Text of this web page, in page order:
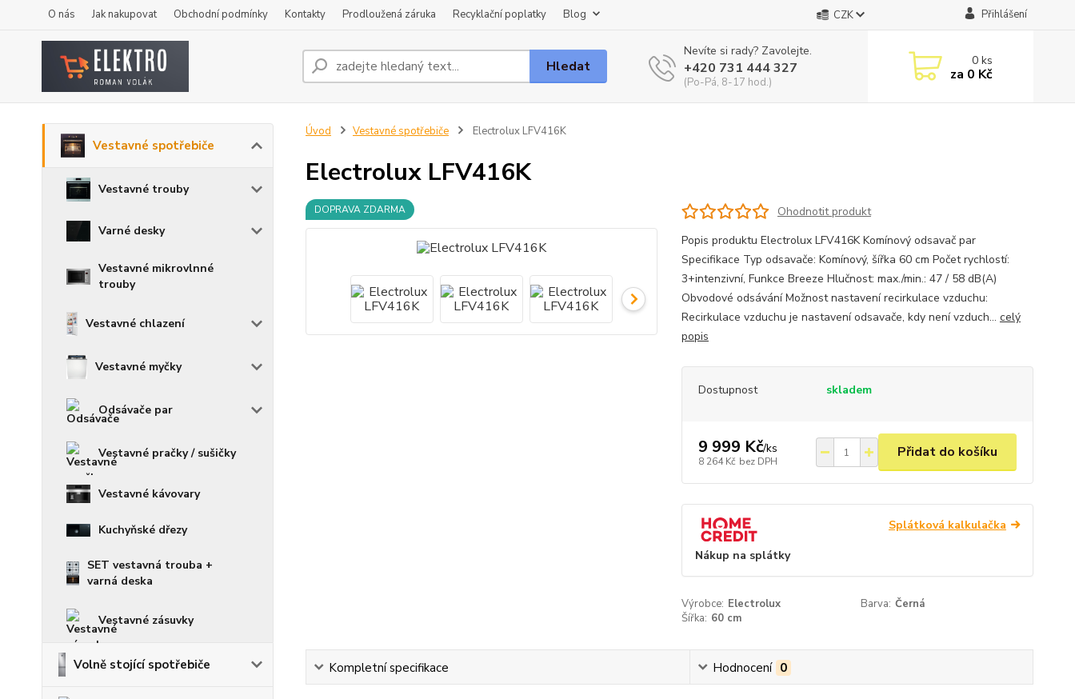
O nás Jak nakupovat Obchodní podmínky Kontakty Prodloužená záruka Recyklační poplatky Blog CZK Přihlášení
Hledat
Nevíte si rady? Zavolejte.
+420 731 444 327
(Po-Pá, 8-17 hod.)
0ks
za 0 Kč
Vestavné spotřebiče
Vestavné trouby
Varné desky
Vestavné mikrovlnné
trouby
Vestavné chlazení
Vestavné myčky
Odsávače par
Vestavné pračky / sušičky
Vestavné kávovary
Kuchyňské dřezy
SET vestavná trouba +
varná deska
Vestavné zásuvky
Volně stojící spotřebiče
Úvod Vestavné spotřebiče Electrolux LFV416K
Electrolux LFV416K
DOPRAVA ZDARMA
Ohodnotit produkt
Popis produktu Electrolux LFV416K Komínový odsavač par
Specifikace Typ odsavače: Komínový, šířka 60 cm Počet rychlostí:
3+intenzivní, Funkce Breeze Hlučnost: max./min.: 47 / 58 dB(A)
Obvodové odsávání Možnost nastavení recirkulace vzduchu:
Recirkulace vzduchu je nastavení odsavače, kdy není vzduch... celý
popis
Dostupnost skladem
9 999 Kč/ks
8 264 Kč bez DPH
Přidat do košíku
Splátková kalkulačka
Nákup na splátky
Výrobce: Electrolux Barva: Černá
Šířka: 60 cm
Kompletní specifikace Hodnocení 0